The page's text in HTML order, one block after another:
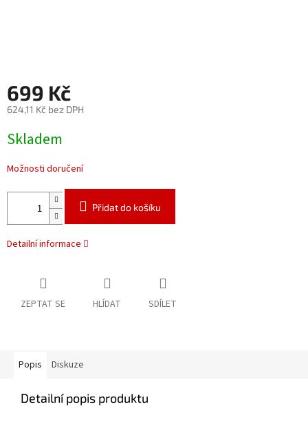
699 Kč
624,11 Kč bez DPH
cena:
Skladem
Možnosti doručení
Přidat do košíku
Detailní informace
ZEPTAT SE HLÍDAT SDÍLET
Popis Diskuze
Detailní popis produktu